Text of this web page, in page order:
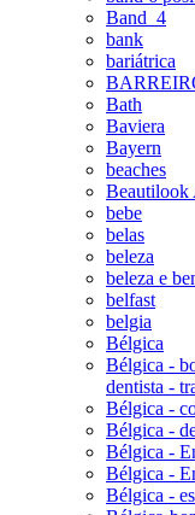
Band_4
bank
bariátrica
Bath
Baviera
Bayern
beaches
Beautilook
bebe
belas
beleza
beleza e
belfast
belgia
Bélgica
Bélgica -
dentista -
Bélgica -
Bélgica -
Bélgica -
Bélgica -
Bélgica -